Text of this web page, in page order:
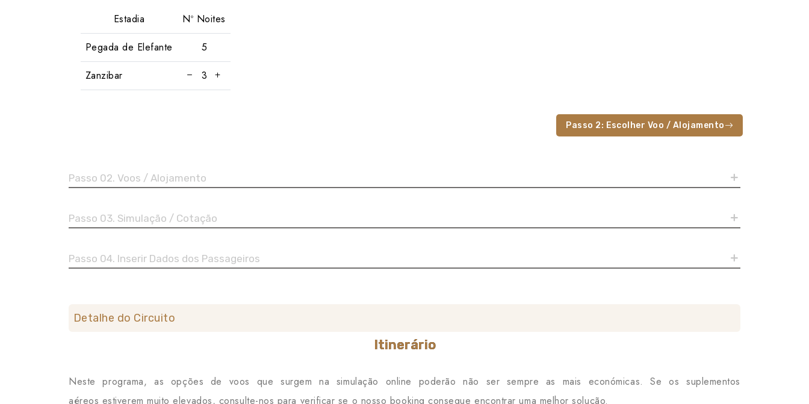
Estadia Nº Noites
Pegada de Elefante
Zanzibar
Passo 2: Escolher Voo / Alojamento
Passo 02. Voos / Alojamento
Passo 03. Simulação / Cotação
Passo 04. Inserir Dados dos Passageiros
Detalhe do Circuito
Itinerário
Neste programa, as opções de voos que surgem na simulação online poderão não ser sempre as mais económicas. Se os suplementos
aéreos estiverem muito elevados, consulte-nos para verificar se o nosso booking consegue encontrar uma melhor solução.